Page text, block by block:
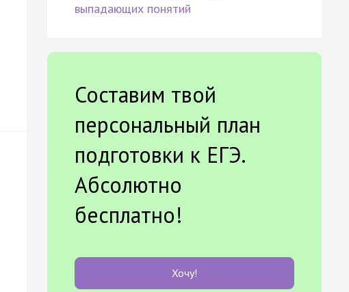
выпадающих понятий
Составим твой
персональный план
подготовки к ЕГЭ.
Абсолютно
бесплатно!
Хочу!